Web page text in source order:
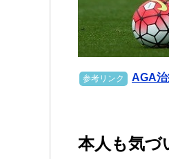
参考リンク AGA治
本人も気づ